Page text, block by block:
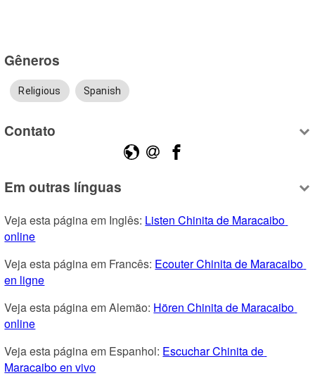
Gêneros
Religious Spanish
Contato
Em outras línguas
Veja esta página em Inglês: Listen Chinita de Maracaibo
online
Veja esta página em Francês: Ecouter Chinita de Maracaibo
en ligne
Veja esta página em Alemão: Hören Chinita de Maracaibo
online
Veja esta página em Espanhol: Escuchar Chinita de
Maracaibo en vivo